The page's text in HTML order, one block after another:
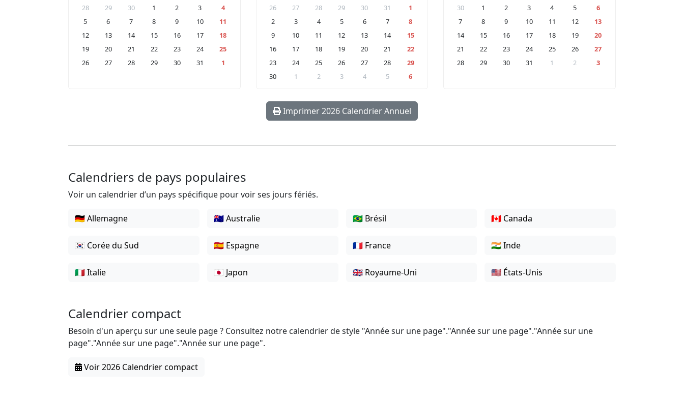
28
29 30 1 2 3
4
5
6 7 8 9 10
11
12
13 14 15 16 17
18
19
20 21 22 23 24
25
26
27 28 29 30 31 1
26
27 28 29 30 31
1
2
3 4 5 6 7
8
9
10 11 12 13 14
15
16
17 18 19 20 21
22
23
24 25 26 27 28
29
30
1 2 3 4 5 6
30
1 2 3 4 5
6
7
8 9 10 11 12
13
14
15 16 17 18 19
20
21
22 23 24 25 26
27
28
29 30 31 1 2 3
Imprimer 2026 Calendrier Annuel
Calendriers de pays populaires
Voir un calendrier d’un pays spécifique pour voir ses jours fériés.
🇩🇪 Allemagne 🇦🇺 Australie 🇧🇷 Brésil 🇨🇦 Canada
🇰🇷 Corée du Sud 🇪🇸 Espagne 🇫🇷 France 🇮🇳 Inde
🇮🇹 Italie 🇯🇵 Japon 🇬🇧 Royaume-Uni 🇺🇸 États-Unis
Calendrier compact
Besoin d'un aperçu sur une seule page ? Consultez notre calendrier de style "Année sur une page"."Année sur une page"."Année sur une
page"."Année sur une page"."Année sur une page".
Voir 2026 Calendrier compact